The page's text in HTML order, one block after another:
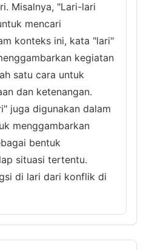
Misalnya, "Lari-lari
mencari
konteks ini, kata "lari"
kegiatan
satu cara untuk
dan ketenangan.
juga digunakan dalam
menggambarkan
bentuk
situasi tertentu.
di lari dari konflik di